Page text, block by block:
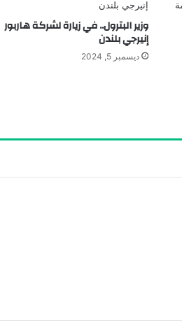
وزير البترول.. في زيارة لشركة هاربور
إنيرجي بلندن
ديسمبر 5, 2024